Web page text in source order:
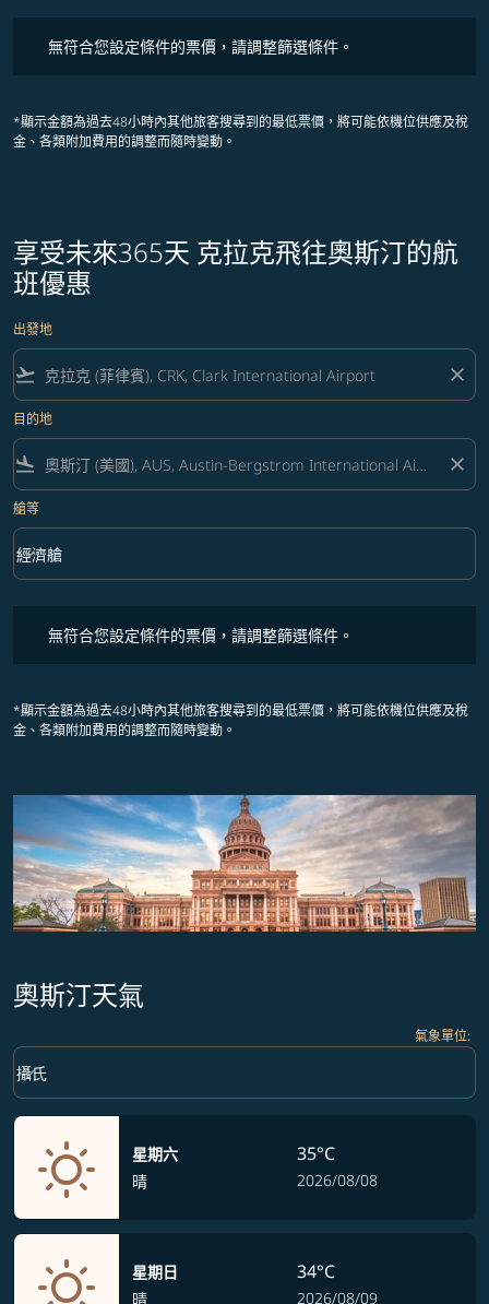
無符合您設定條件的票價，請調整篩選條件。
*顯示金額為過去48小時內其他旅客搜尋到的最低票價，將可能依機位供應及稅
金、各類附加費用的調整而隨時變動。
享受未來365天 克拉克飛往奧斯汀的航
班優惠
出發地
flight_takeoff close
目的地
flight_land close
艙等
艙等 option 經濟艙 Selected
經濟艙
keyboard_arrow_down
無符合您設定條件的票價，請調整篩選條件。
*顯示金額為過去48小時內其他旅客搜尋到的最低票價，將可能依機位供應及稅
金、各類附加費用的調整而隨時變動。
奧斯汀天氣
氣象單位:
Weather unit option 攝氏 Selected
攝氏
keyboard_arrow_down
星期六
晴
35°C
2026/08/08
星期日
晴
34°C
2026/08/09